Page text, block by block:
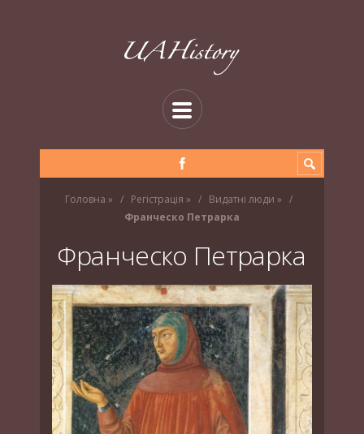
Головна » Регістрація » Видатні люди »
Франческо Петрарка
Франческо Петрарка